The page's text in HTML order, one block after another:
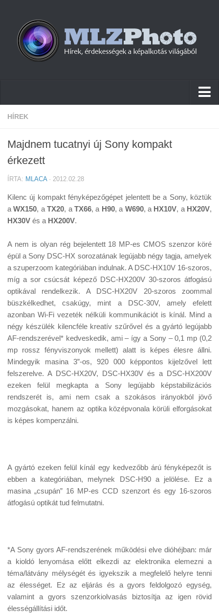
Hírek
Cikkek
Tudástár
Tanácsok
Érdekességek
Helyszíni Riport
E-BB
HÍREK
Majdnem tucatnyi új Sony kompakt
érkezett
ÍRTA: MLACA· 2012.02.28
Kilenc új kompakt fényképezőgépet jelentett be a Sony, köztük
aWX150, aTX20, a TX66, a H90, a W690, a HX10V, a HX20V,
HX30V és a HX200V.
A nem is olyan rég bejelentett 18 MP-es CMOS szenzor köré
épül a Sony DSC-HX sorozatának legújabb négy tagja, amelyek
a szuperzoom kategóriában indulnak. A DSC-HX10V 16-szoros,
míg a sor csúcsát képező DSC-HX200V 30-szoros átfogású
optikával rendelkezik. A DSC-HX20V 20-szoros zoommal
büszkélkedhet, csakúgy, mint a DSC-30V, amely efelett
azonban Wi-Fi vezeték nélküli kommunikációt is kínál. Mind a
négy készülék kilencféle kreatív szűrővel és a gyártó legújabb
AF-rendszerével* kedveskedik, ami – így a Sony – 0,1 mp (0,2
mp rossz fényviszonyok mellett) alatt is képes élesre állni.
Mindegyik masina 3”-os, 920 000 képpontos kijelzővel lett
felszerelve. A DSC-HX20V, DSC-HX30V és a DSC-HX200V
ezeken felül megkapta a Sony legújabb képstabilizációs
rendszerét is, ami nem csak a szokásos irányokból jövő
mozgásokat, hanem az optika középvonala körüli elforgásokat
is képes kompenzálni.
A gyártó ezeken felül kínál egy kedvezőbb árú fényképezőt is
ebben a kategóriában, melynek DSC-H90 a jelölése. Ez a
masina „csupán” 16 MP-es CCD szenzort és egy 16-szoros
átfogású optikát tud felmutatni.
*A Sony gyors AF-rendszerének működési elve dióhéjban: már
a kioldó lenyomása előtt elkezdi az elektronika elemezni a
téma/látvány mélységét és igyekszik a megfelelő helyre tenni
az élességet. Ez az eljárás és a gyors feldolgozó egység,
valamint a gyors szenzorkiolvasás biztosítja az igen rövid
élességállítási időt.